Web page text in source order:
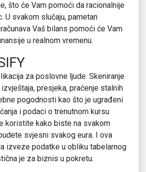
što će Vam pomoći da racionalnije
U svakom slučaju, pametan
Vaš bilans pomoći će Vam
u realnom vremenu.
za poslovne ljude. Skeniranje
izvještaja, presjeka, praćenje stalnih
pogodnosti kao što je ugrađeni
i podaci o trenutnom kursu
koristite kako biste na svakom
svjesni svakog eura. I ova
izveze podatke u obliku tabelarnog
je za biznis u pokretu.